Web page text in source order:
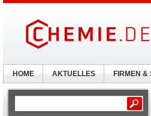
HOME AKTUELLES FIRMEN &